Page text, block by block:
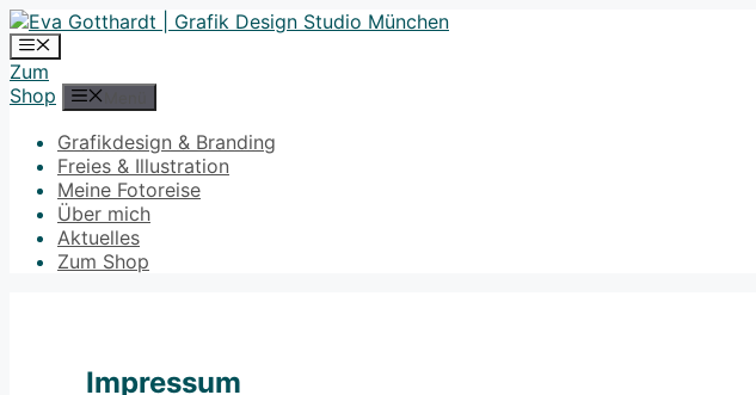
Zum
Inhalt
springen
Menü
Zum
Shop
Grafikdesign & Branding
Freies & Illustration
Meine Fotoreise
Über mich
Aktuelles
Zum Shop
Impressum